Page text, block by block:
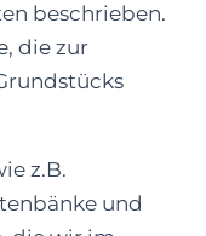
beschrieben.
die zur
z.B.
und